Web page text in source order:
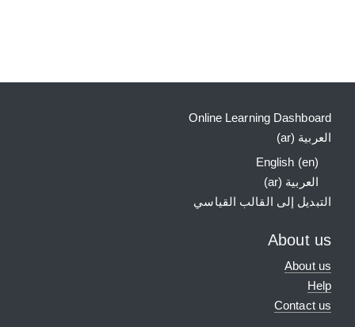
Online Learning Dashboard
العربية ‎(ar)‎
English ‎(en)‎
العربية ‎(ar)‎
التبديل إلى القالب القياسي
About us
About us
Help
Contact us